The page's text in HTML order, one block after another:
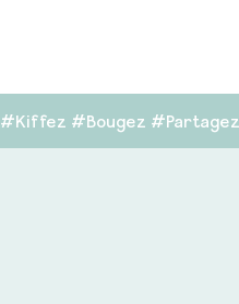
#Kiffez #Bougez #Partagez